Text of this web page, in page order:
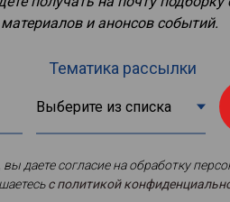
с прицелом в
материалов и анонсов событий.
Тематика рассылки
даете согласие на обработку
c политикой